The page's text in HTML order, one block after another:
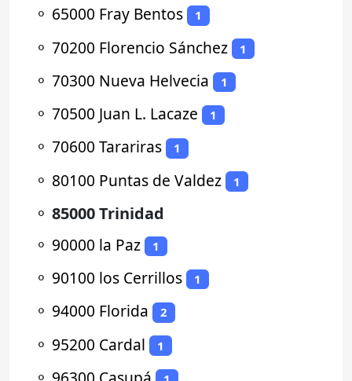
⚬ 65000 Fray Bentos 1
⚬ 70200 Florencio Sánchez 1
⚬ 70300 Nueva Helvecia 1
⚬ 70500 Juan L. Lacaze 1
⚬ 70600 Tarariras 1
⚬ 80100 Puntas de Valdez 1
⚬ 85000 Trinidad
⚬ 90000 la Paz 1
⚬ 90100 los Cerrillos 1
⚬ 94000 Florida 2
⚬ 95200 Cardal 1